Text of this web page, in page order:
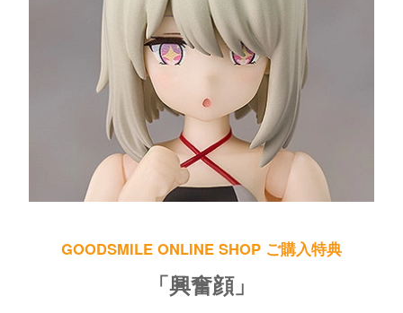
GOODSMILE ONLINE SHOP ご購入特典
「興奮顔」